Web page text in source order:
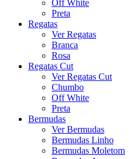
Off White
Preta
Regatas
Ver Regatas
Branca
Rosa
Regatas Cut
Ver Regatas Cut
Chumbo
Off White
Preta
Bermudas
Ver Bermudas
Bermudas Linho
Bermudas Moletom